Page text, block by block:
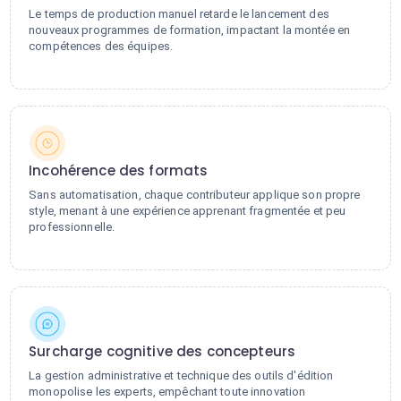
Le temps de production manuel retarde le lancement des
nouveaux programmes de formation, impactant la montée en
compétences des équipes.
Incohérence des formats
Sans automatisation, chaque contributeur applique son propre
style, menant à une expérience apprenant fragmentée et peu
professionnelle.
Surcharge cognitive des concepteurs
La gestion administrative et technique des outils d'édition
monopolise les experts, empêchant toute innovation